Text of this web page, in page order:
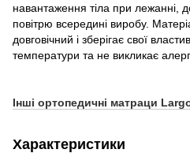
навантаження тіла при лежанні,
повітрю всередині виробу.
довговічний і зберігає свої
температури та не викликає
Інші ортопедичні матраци
Характеристики